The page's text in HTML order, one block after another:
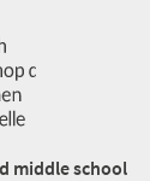
middle school